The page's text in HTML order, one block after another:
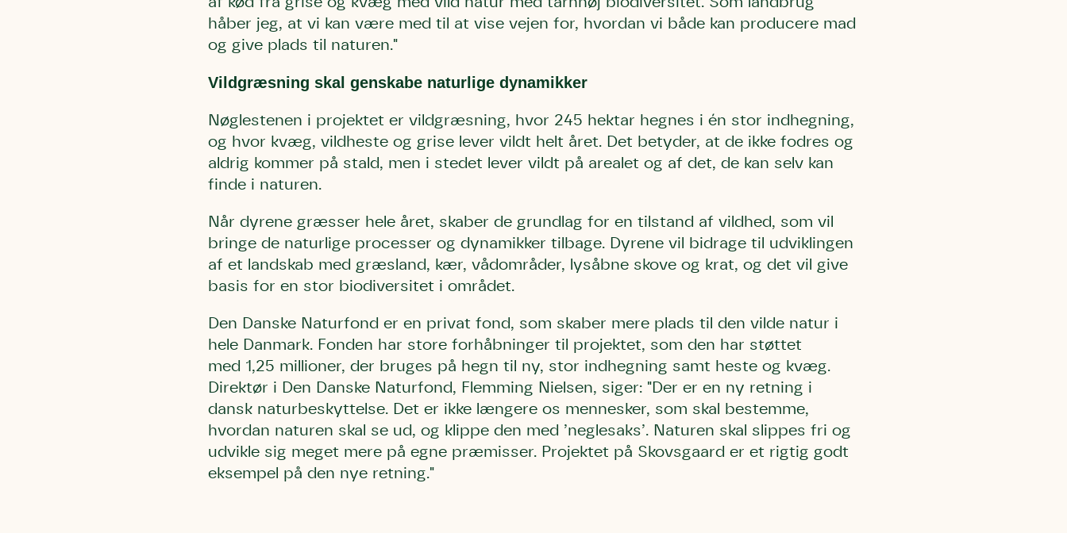
håber jeg, at vi kan være med til at vise vejen for, hvordan vi både kan producere mad
og give plads til naturen."
Vildgræsning skal genskabe naturlige dynamikker
Nøglestenen i projektet er vildgræsning, hvor 245 hektar hegnes i én stor indhegning,
og hvor kvæg, vildheste og grise lever vildt helt året. Det betyder, at de ikke fodres og
aldrig kommer på stald, men i stedet lever vildt på arealet og af det, de kan selv kan
finde i naturen.
Når dyrene græsser hele året, skaber de grundlag for en tilstand af vildhed, som vil
bringe de naturlige processer og dynamikker tilbage. Dyrene vil bidrage til udviklingen
af et landskab med græsland, kær, vådområder, lysåbne skove og krat, og det vil give
basis for en stor biodiversitet i området.
Den Danske Naturfond er en privat fond, som skaber mere plads til den vilde natur i
hele Danmark. Fonden har store forhåbninger til projektet, som den har støttet
med 1,25 millioner, der bruges på hegn til ny, stor indhegning samt heste og kvæg.
Direktør i Den Danske Naturfond, Flemming Nielsen, siger: "Der er en ny retning i
dansk naturbeskyttelse. Det er ikke længere os mennesker, som skal bestemme,
hvordan naturen skal se ud, og klippe den med ’neglesaks’. Naturen skal slippes fri og
udvikle sig meget mere på egne præmisser. Projektet på Skovsgaard er et rigtig godt
eksempel på den nye retning."
Du skriver under på
Linie 1
Hjørring
Skriv under (hjørring)
Email
Telefon
samt fremtidige underskriftindsamlinger
og andre støttemuligheder. Jeg kan til
enhver tid tilbagekalde dette samtykke
ved at kontakte persondata@dn.dk
Skriv under nu
Du skriver under på
Første punkt
Endelig er kvashegnet også
et godt hjem for jordhumle,
der nok er den mest kendte
af de danske humlebiarter.
Den store humlebi – eller
brumbasse som mange
Andet punkt
Humlebier bestøver effektivt
blomster og afgrøder i din
have.
Sund Limfjord
Email
Telefon
underskriftindsamlinger og andre støttemuligheder.
Jeg kan til enhver tid tilbagekalde dette samtykke ved
at kontakte persondata@dn.dk
Skriv under nu
Du skriver under på
Storken tilbage til Kolding
Storken tilbage til Kolding
Email
Telefon
fremtidige underskriftindsamlinger og andre
støttemuligheder. Jeg kan til enhver tid
tilbagekalde dette samtykke ved at kontakte
persondata@dn.dk
Skriv under nu